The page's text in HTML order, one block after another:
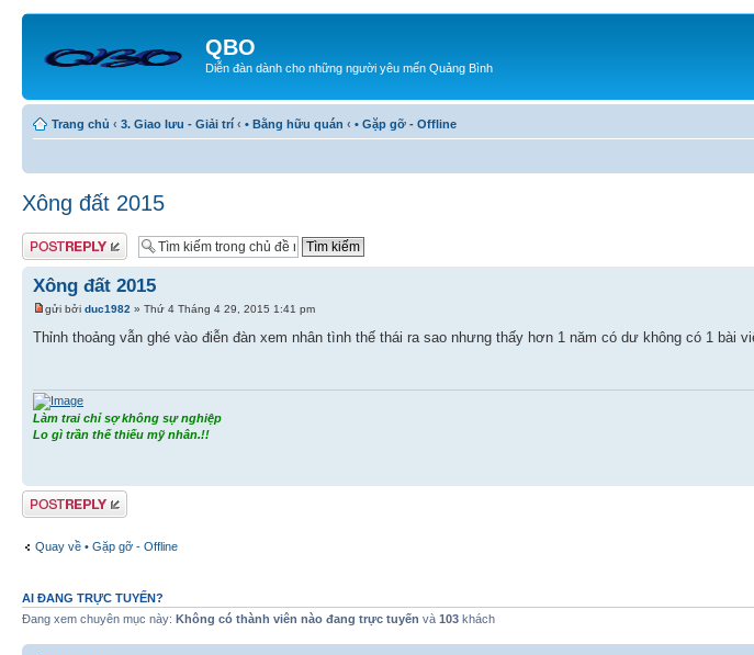
QBO
Diễn đàn dành cho những người yêu mến Quảng Bình
Trang chủ ‹ 3. Giao lưu - Giải trí ‹ • Bằng hữu quán ‹ • Gặp gỡ - Offline
Xông đất 2015
Gửi bài trả lời
Xông đất 2015
gửi bởi duc1982 » Thứ 4 Tháng 4 29, 2015 1:41 pm
Thỉnh thoảng vẫn ghé vào điễn đàn xem nhân tình thế thái ra sao nhưng thấy hơn 1 năm có dư không có 1 bài
Làm trai chỉ sợ không sự nghiệp
Lo gì trần thế thiếu mỹ nhân.!!
Gửi bài trả lời
Quay về • Gặp gỡ - Offline
AI ĐANG TRỰC TUYẾN?
Đang xem chuyên mục này: Không có thành viên nào đang trực tuyến và 103 khách